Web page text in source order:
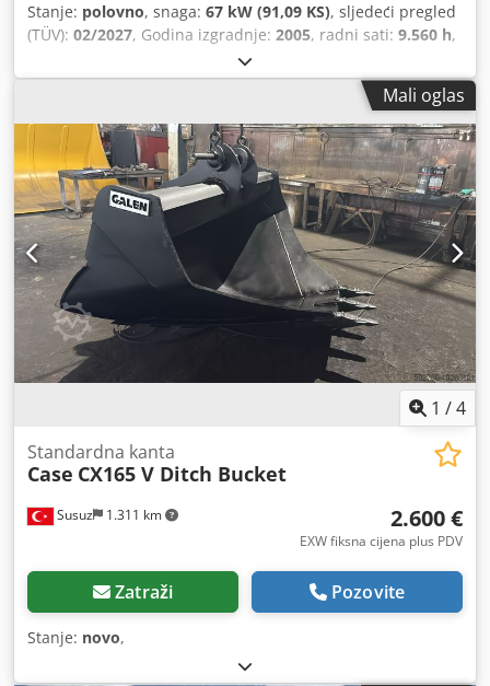
Stanje: polovno, snaga: 67 kW (91,09 KS), sljedeći pregled
(TÜV): 02/2027, Godina izgradnje: 2005, radni sati: 9.560 h,
kabina, klima-uređaj, pogon na sve točkove
Mali oglas
1 /4
Susuz 1.311 km
Standardna kanta
Case CX165 V Ditch Bucket
2.600 €
EXW fiksna cijena plus PDV
Zatraži Pozovite
Stanje: novo,